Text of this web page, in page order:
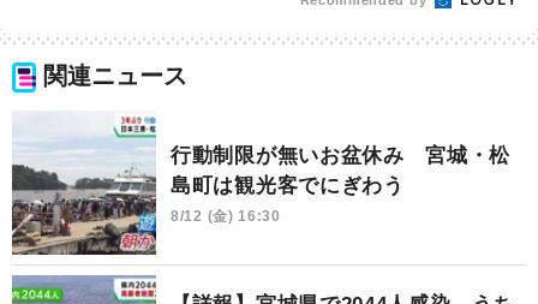
関連ニュース
行動制限が無いお盆休み 宮城・松
島町は観光客でにぎわう
8/12 (金) 16:30